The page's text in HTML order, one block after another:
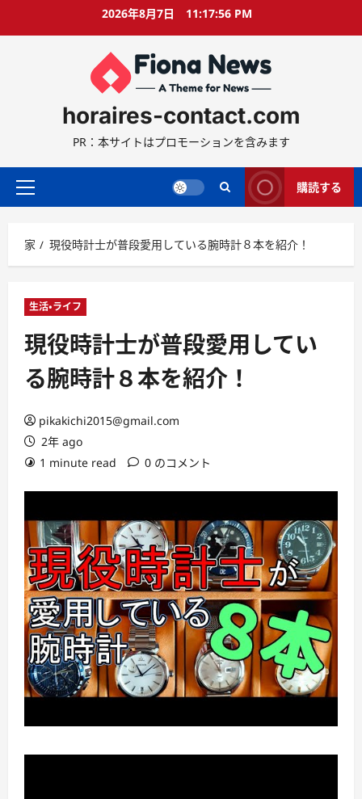
2026年8月7日 11:17:57 PM
horaires-contact.com
PR：本サイトはプロモーションを含みます
プ
マ
リ
メ
ュ
購読する
家 現役時計士が普段愛用している腕時計８本を紹介！
生活・ライフ
現役時計士が普段愛用してい
る腕時計８本を紹介！
pikakichi2015@gmail.com
2年 ago
1 minute read
0 のコメント